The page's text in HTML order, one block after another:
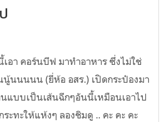
เอา คอร์นบีฟ มาทำอาหาร ซึ่งไม่ใช่
นนนนน (ยี่ห้อ อสร.) เปิดกระป๋องมา
แบบเป็นเส้นฉีกๆอันนี้เหมือนเอาไป
ะทะให้แห้งๆ ลองชิมดู .. คะ คะ คะ